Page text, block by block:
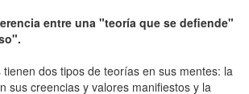
entre una "teoría que se defiende"
dos tipos de teorías en sus mentes: la
sus creencias y valores manifiestos y la